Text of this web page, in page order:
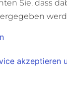
Sie, dass
akzeptieren